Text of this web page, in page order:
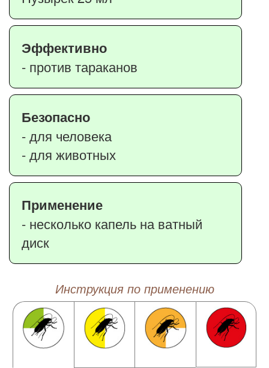
Эффективно
- против тараканов
Безопасно
- для человека
- для животных
Применение
- несколько капель на ватный
диск
Инструкция по применению